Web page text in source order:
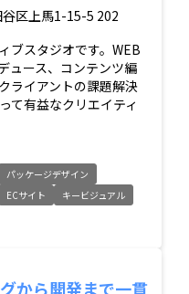
区上馬1-15-5 202
ブスタジオです。WEB
ュース、コンテンツ編
ライアントの課題解決
て有益なクリエイティ
パッケージデザイン
ECサイト
キービジュアル
から開発まで一貫